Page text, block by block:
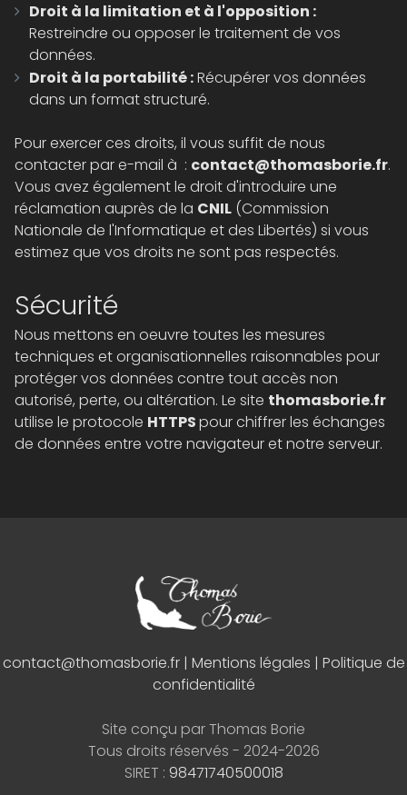
Droit à la limitation et à l'opposition :
Restreindre ou opposer le traitement de vos
données.
Droit à la portabilité :Récupérer vos données
dans un format structuré.
Pour exercer ces droits, il vous suffit de nous
contacter par e-mail à : contact@thomasborie.fr.
Vous avez également le droit d'introduire une
réclamation auprès de la CNIL (Commission
Nationale de l'Informatique et des Libertés) si vous
estimez que vos droits ne sont pas respectés.
Sécurité
Nous mettons en oeuvre toutes les mesures
techniques et organisationnelles raisonnables pour
protéger vos données contre tout accès non
autorisé, perte, ou altération. Le site thomasborie.fr
utilise le protocole HTTPSpour chiffrer les échanges
de données entre votre navigateur et notre serveur.
contact@thomasborie.fr| Mentions légales | Politique de
confidentialité
Site conçu par Thomas Borie
Tous droits réservés - 2024-2026
SIRET : 98471740500018